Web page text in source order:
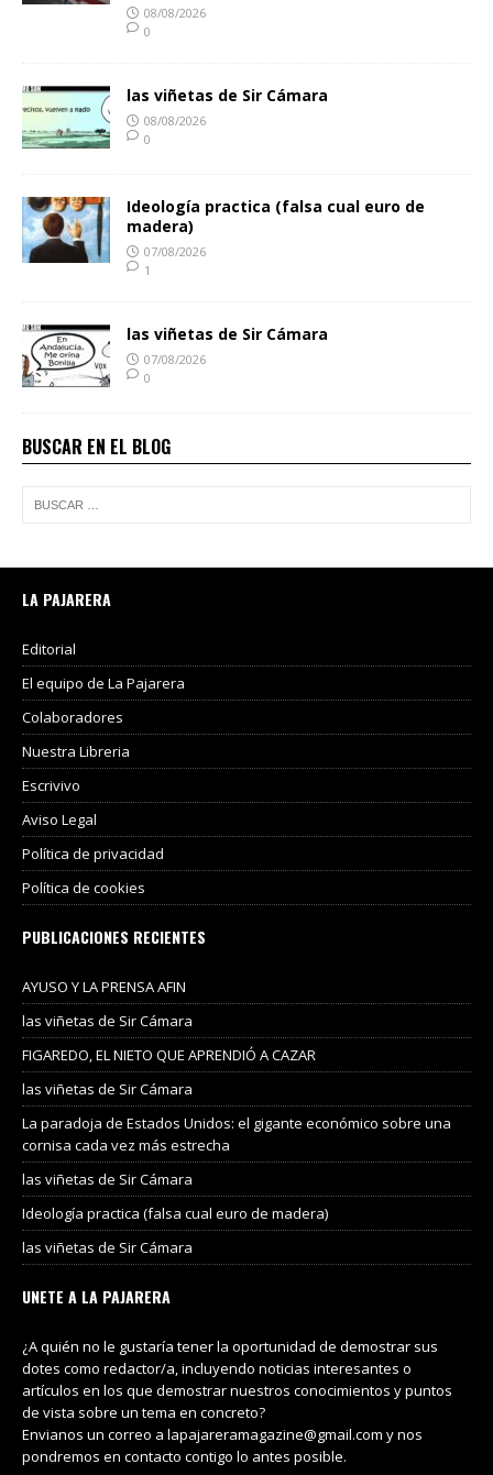
08/08/2026
0
las viñetas de Sir Cámara
08/08/2026
0
Ideología practica (falsa cual euro de
madera)
07/08/2026
1
las viñetas de Sir Cámara
07/08/2026
0
BUSCAR EN EL BLOG
LA PAJARERA
Editorial
El equipo de La Pajarera
Colaboradores
Nuestra Libreria
Escrivivo
Aviso Legal
Política de privacidad
Política de cookies
PUBLICACIONES RECIENTES
AYUSO Y LA PRENSA AFIN
las viñetas de Sir Cámara
FIGAREDO, EL NIETO QUE APRENDIÓ A CAZAR
las viñetas de Sir Cámara
La paradoja de Estados Unidos: el gigante económico sobre una
cornisa cada vez más estrecha
las viñetas de Sir Cámara
Ideología practica (falsa cual euro de madera)
las viñetas de Sir Cámara
UNETE A LA PAJARERA
¿A quién no le gustaría tener la oportunidad de demostrar sus
dotes como redactor/a, incluyendo noticias interesantes o
artículos en los que demostrar nuestros conocimientos y puntos
de vista sobre un tema en concreto?
Envianos un correo a lapajareramagazine@gmail.com y nos
pondremos en contacto contigo lo antes posible.